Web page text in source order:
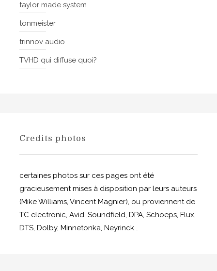
taylor made system
tonmeister
trinnov audio
TVHD qui diffuse quoi?
Credits photos
certaines photos sur ces pages ont été
gracieusement mises à disposition par leurs auteurs
(Mike Williams, Vincent Magnier), ou proviennent de
TC electronic, Avid, Soundfield, DPA, Schoeps, Flux,
DTS, Dolby, Minnetonka, Neyrinck...